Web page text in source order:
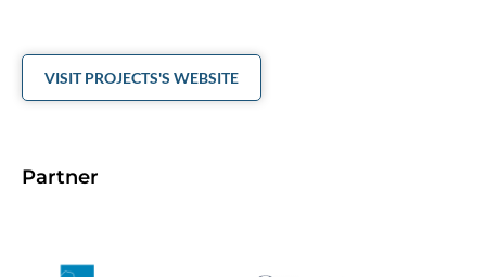
VISIT PROJECTS'S WEBSITE
Partner